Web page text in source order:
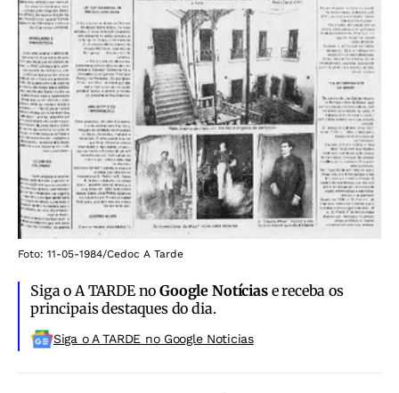
Foto: 11-05-1984/Cedoc A Tarde
Siga o A TARDE noGoogle Notíciase receba os
principais destaques do dia.
Siga o A TARDE no Google Noticias